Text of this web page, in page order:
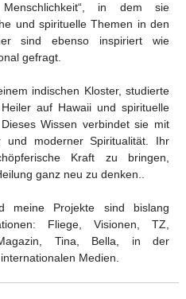
in dem sie
und spirituelle Themen in den
sind ebenso inspiriert wie
gefragt.
indischen Kloster, studierte
auf Hawaii und spirituelle
Wissen verbindet sie mit
und moderner Spiritualität. Ihr
Kraft zu bringen,
ganz neu zu denken..
meine Projekte sind bislang
Fliege, Visionen, TZ,
Magazin, Tina, Bella, in der
Medien.